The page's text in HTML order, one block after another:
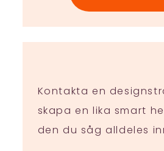
Kontakta en
skapa en lika smart
den du såg alldeles